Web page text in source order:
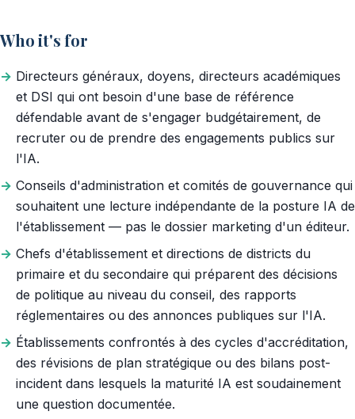
Who it's for
Directeurs généraux, doyens, directeurs académiques
et DSI qui ont besoin d'une base de référence
défendable avant de s'engager budgétairement, de
recruter ou de prendre des engagements publics sur
l'IA.
Conseils d'administration et comités de gouvernance qui
souhaitent une lecture indépendante de la posture IA de
l'établissement — pas le dossier marketing d'un éditeur.
Chefs d'établissement et directions de districts du
primaire et du secondaire qui préparent des décisions
de politique au niveau du conseil, des rapports
réglementaires ou des annonces publiques sur l'IA.
Établissements confrontés à des cycles d'accréditation,
des révisions de plan stratégique ou des bilans post-
incident dans lesquels la maturité IA est soudainement
une question documentée.